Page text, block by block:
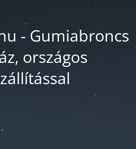
- Gumiabroncs
országos